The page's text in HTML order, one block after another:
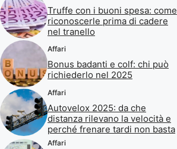
Truffe con i buoni spesa: come
riconoscerle prima di cadere
nel tranello
Affari
Bonus badanti e colf: chi può
richiederlo nel 2025
Affari
Autovelox 2025: da che
distanza rilevano la velocità e
perché frenare tardi non basta
Affari